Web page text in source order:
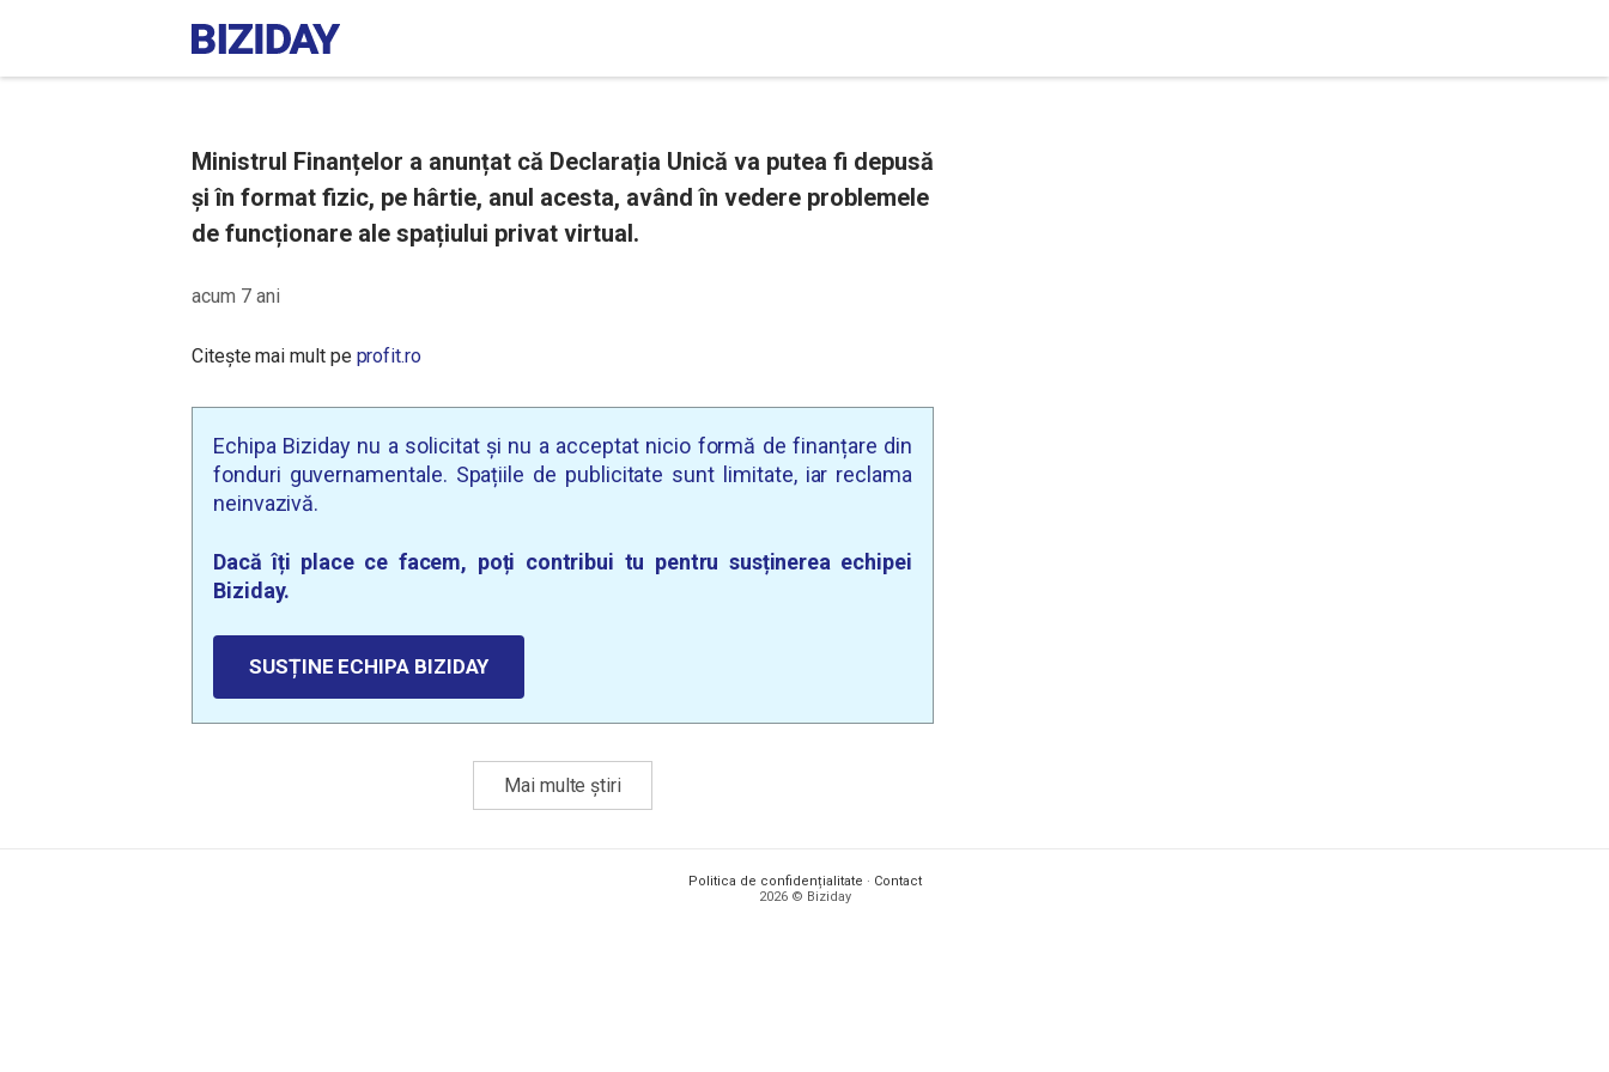
Ministrul Finanțelor a anunțat că Declarația Unică va putea fi depusă
și în format fizic, pe hârtie, anul acesta, având în vedere problemele
de funcționare ale spațiului privat virtual.
acum 7 ani
Citește mai mult pe profit.ro
Echipa Biziday nu a solicitat și nu a acceptat nicio formă de finanțare din
fonduri guvernamentale. Spațiile de publicitate sunt limitate, iar reclama
neinvazivă.
Dacă îți place ce facem, poți contribui tu pentru susținerea echipei
Biziday.
SUSȚINE ECHIPA BIZIDAY
Mai multe știri
Politica de confidențialitate · Contact
2026 © Biziday